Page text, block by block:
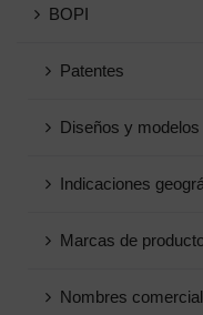
BOPI
Patentes
Diseños y
Indicaciones
Marcas de
Nombres